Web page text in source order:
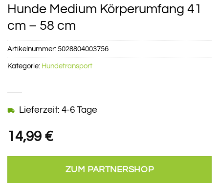
Hunde Medium Körperumfang 41
cm – 58 cm
14,99 €
Lieferzeit: 4-6 Tage
ZUM PARTNERSHOP
Artikelnummer: 5028804003756
Kategorie: Hundetransport